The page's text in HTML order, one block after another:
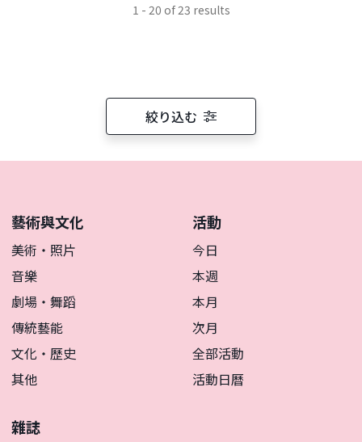
1 - 20 of 23 results
絞り込む
藝術與文化
美術・照片
音樂
劇場・舞蹈
傳統藝能
文化・歷史
其他
活動
今日
本週
本月
次月
全部活動
活動日曆
雜誌